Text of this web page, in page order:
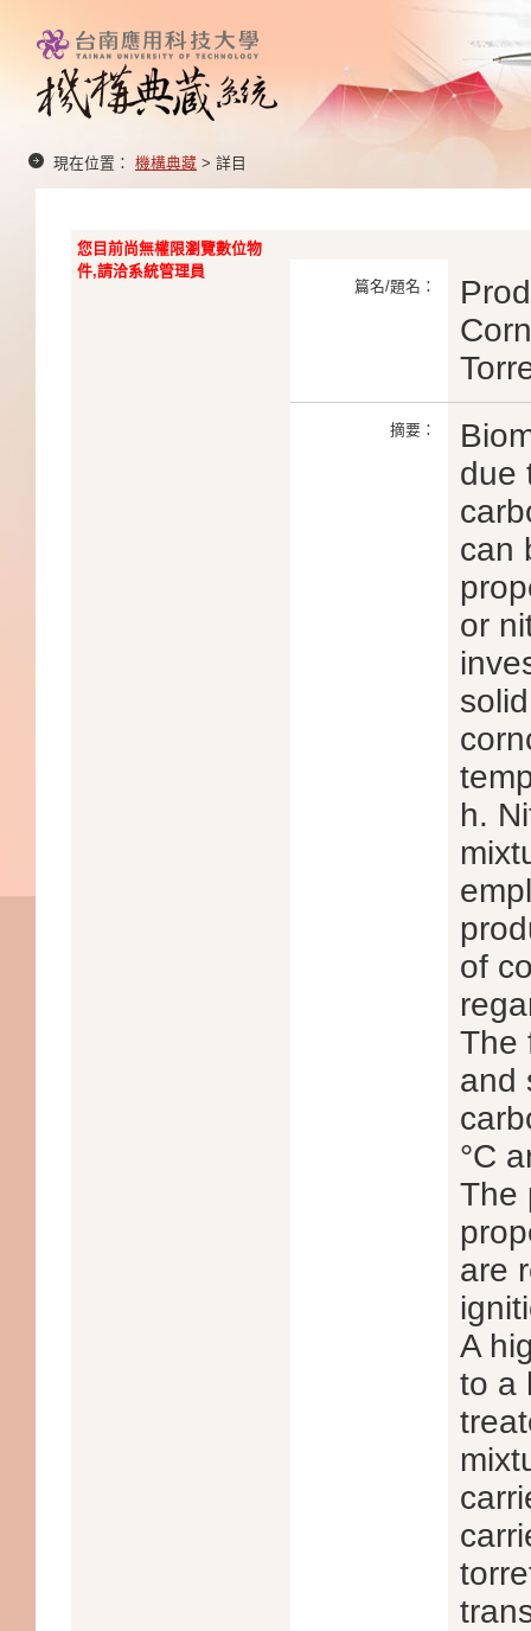
現在位置： 機構典藏 > 詳目
您目前尚無權限瀏覽數位物
件,請洽系統管理員
篇名/題名：
摘要：
due
can
or
h.
of
The
and
°C
The
are
A
to a